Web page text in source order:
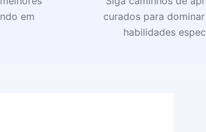
em
curados para
habilidades